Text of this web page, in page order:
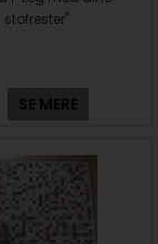
stofrester"
SE MERE